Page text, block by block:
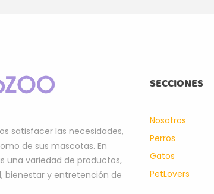
satisfacer las necesidades,
de sus mascotas. En
una variedad de productos,
bienestar y entretención de
SECCIONES
Nosotros
Perros
Gatos
PetLovers